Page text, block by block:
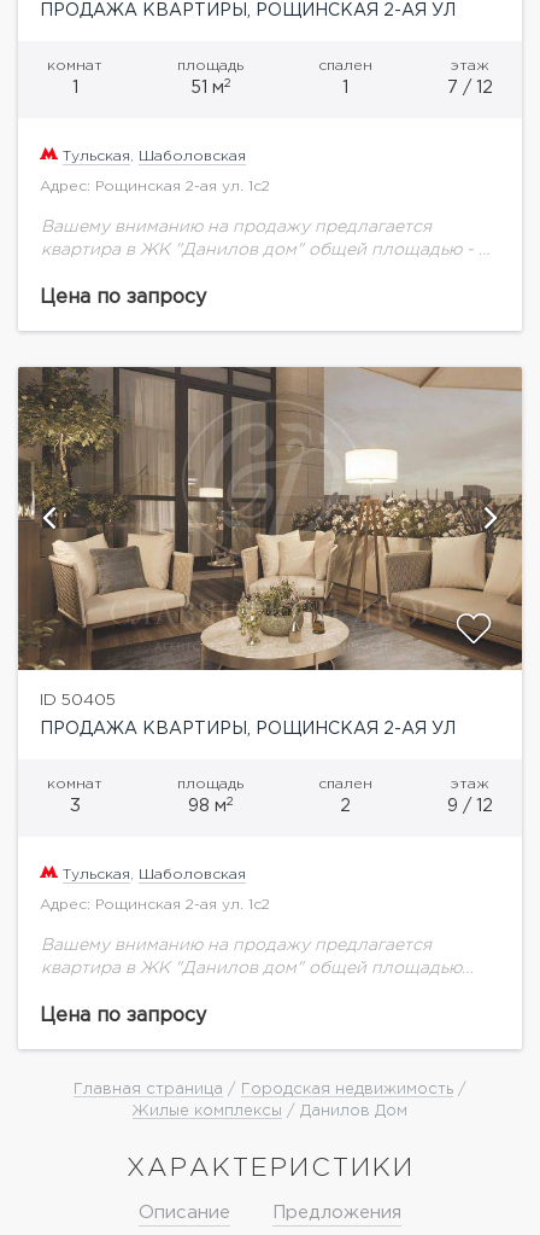
ПРОДАЖА КВАРТИРЫ, РОЩИНСКАЯ 2-АЯ УЛ
комнат
1
площадь
51 м2
спален
1
этаж
7 / 12
Тульская Шаболовская
Адрес: Рощинская 2-ая ул. 1с2
Вашему вниманию на продажу предлагается
квартира в ЖК "Данилов дом" общей площадью - 51
апартаментов, закрытая территория, особая
Цена по запросу
ID 50405
ПРОДАЖА КВАРТИРЫ, РОЩИНСКАЯ 2-АЯ УЛ
комнат
3
площадь
98 м2
спален
2
этаж
9 / 12
Тульская Шаболовская
Адрес: Рощинская 2-ая ул. 1с2
Вашему вниманию на продажу предлагается
квартира в ЖК "Данилов дом" общей площадью
закрытая территория, особая атмосфера тепла,
Цена по запросу
Главная страница / Городская недвижимость /
Жилые комплексы / Данилов Дом
ХАРАКТЕРИСТИКИ
Описание Предложения